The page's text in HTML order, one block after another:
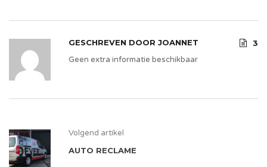
GESCHREVEN DOOR JOANNET
3
Geen extra informatie beschikbaar
Volgend artikel
AUTO RECLAME